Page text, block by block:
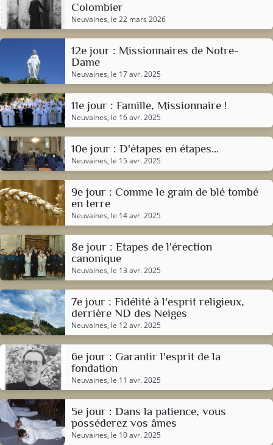
Colombier
Neuvaines, le 22 mars 2026
12e jour : Missionnaires de Notre-
Dame
Neuvaines, le 17 avr. 2025
11e jour : Famille, Missionnaire !
Neuvaines, le 16 avr. 2025
10e jour : D'étapes en étapes...
Neuvaines, le 15 avr. 2025
9e jour : Comme le grain de blé tombé
en terre
Neuvaines, le 14 avr. 2025
8e jour : Etapes de l'érection
canonique
Neuvaines, le 13 avr. 2025
7e jour : Fidélité à l'esprit religieux,
derrière ND des Neiges
Neuvaines, le 12 avr. 2025
6e jour : Garantir l'esprit de la
fondation
Neuvaines, le 11 avr. 2025
5e jour : Dans la patience, vous
posséderez vos âmes
Neuvaines, le 10 avr. 2025